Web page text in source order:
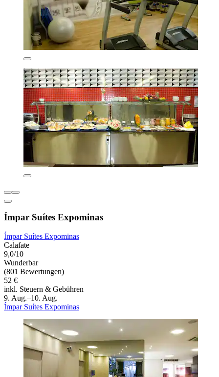
Ímpar Suítes Expominas
Ímpar Suítes Expominas
Calafate
9,0/10
Wunderbar
(801 Bewertungen)
52 €
inkl. Steuern & Gebühren
9. Aug.–10. Aug.
Ímpar Suítes Expominas